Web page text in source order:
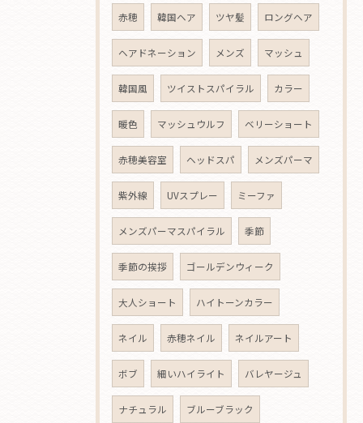
赤穂 韓国ヘア ツヤ髪 ロングヘア
ヘアドネーション メンズ マッシュ
韓国風 ツイストスパイラル カラー
暖色 マッシュウルフ ベリーショート
赤穂美容室 ヘッドスパ メンズパーマ
紫外線 UVスプレー ミーファ
メンズパーマスパイラル 季節
季節の挨拶 ゴールデンウィーク
大人ショート ハイトーンカラー
ネイル 赤穂ネイル ネイルアート
ボブ 細いハイライト バレヤージュ
ナチュラル ブルーブラック